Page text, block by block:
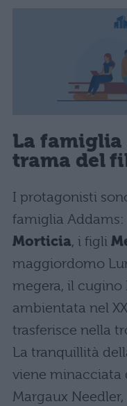
La famiglia
trama del
I protagonisti
famiglia
Morticia, i figli
maggiordomo
megera, il cugino
ambientata nel
trasferisce nella
La tranquillità
viene
Margaux